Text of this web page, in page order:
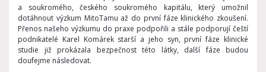
a soukromého, českého soukromého kapitálu, který umožnil
dotáhnout výzkum MitoTamu až do první fáze klinického zkoušení.
Přenos našeho výzkumu do praxe podpořili a stále podporují čeští
podnikatelé Karel Komárek starší a jeho syn, první fáze klinické
studie již prokázala bezpečnost této látky, další fáze budou
doufejme následovat.